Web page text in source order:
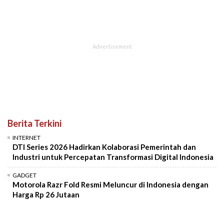
Berita Terkini
INTERNET
DTI Series 2026 Hadirkan Kolaborasi Pemerintah dan
Industri untuk Percepatan Transformasi Digital Indonesia
GADGET
Motorola Razr Fold Resmi Meluncur di Indonesia dengan
Harga Rp 26 Jutaan